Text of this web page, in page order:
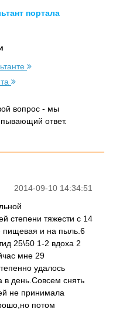
портала
вопрос - мы
ответ.
2014-09-10 14:34:51
степени тяжести с 14
пищевая и на пыль.6
25\50 1-2 вдоха 2
мне 29
удалось
в день.Совсем снять
не принимала
потом